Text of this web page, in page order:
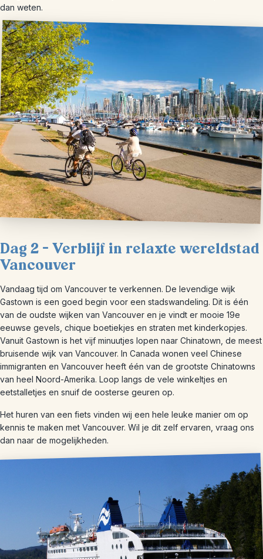
dan weten.
Dag 2 – Verblijf in relaxte wereldstad
Vancouver
Vandaag tijd om Vancouver te verkennen. De levendige wijk
Gastown is een goed begin voor een stadswandeling. Dit is één
van de oudste wijken van Vancouver en je vindt er mooie 19e
eeuwse gevels, chique boetiekjes en straten met kinderkopjes.
Vanuit Gastown is het vijf minuutjes lopen naar Chinatown, de meest
bruisende wijk van Vancouver. In Canada wonen veel Chinese
immigranten en Vancouver heeft één van de grootste Chinatowns
van heel Noord-Amerika. Loop langs de vele winkeltjes en
eetstalletjes en snuif de oosterse geuren op.
Het huren van een fiets vinden wij een hele leuke manier om op
kennis te maken met Vancouver. Wil je dit zelf ervaren, vraag ons
dan naar de mogelijkheden.